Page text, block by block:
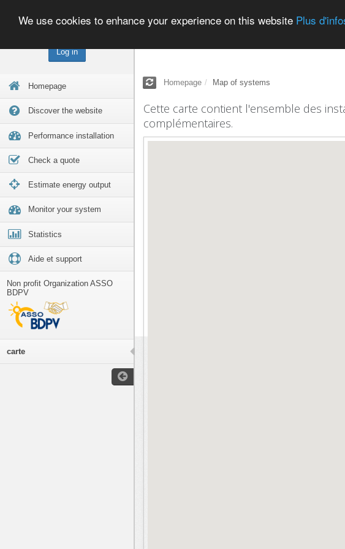
Log in
Homepage
Discover the website
Performance installation
Check a quote
Estimate energy output
Monitor your system
Statistics
Aide et support
Non profit Organization ASSO
BDPV
carte
We use cookies to enhance your experience on this website Plus
Homepage Map of systems
Cette carte contient l'ensemble des
complémentaires.